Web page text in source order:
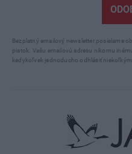
Bezplatný emailový newsletter posielame
piatok. Vašu emailovú adresu nikomu
kedykoľvek jednoducho odhlásiť